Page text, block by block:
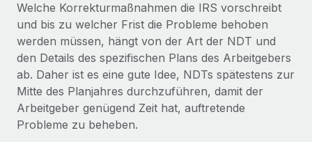
Mobilität und Relocation
Mühelose Relocation von Mitarbeiter:innen
Benefits
Mühelose Verwaltung von Benefits
Mehr erfahren
BLOG
Neues zu Remote-Produkten: Integration mit
Gusto und Zero und Contractor Management
Plus
Auch im neuen Jahr wollen wir bei Remote Unternehmen
Welche Korrekturmaßnahmen die IRS vorschreibt
und bis zu welcher Frist die Probleme behoben
werden müssen, hängt von der Art der NDT und
den Details des spezifischen Plans des Arbeitgebers
ab. Daher ist es eine gute Idee, NDTs spätestens zur
Mitte des Planjahres durchzuführen, damit der
Arbeitgeber genügend Zeit hat, auftretende
Probleme zu beheben.